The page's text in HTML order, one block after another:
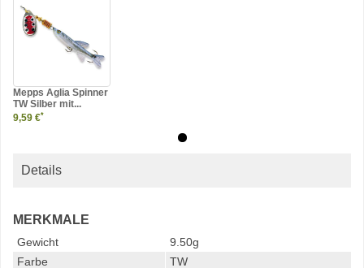
Mepps Aglia Spinner
TW Silber mit...
9,59 €*
Details
MERKMALE
Gewicht
9.50g
Farbe
TW